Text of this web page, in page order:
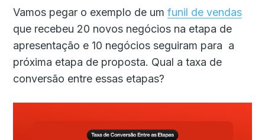
Vamos pegar o exemplo de umfunil de vendas
que recebeu 20 novos negócios na etapa de
apresentação e 10 negócios seguiram para a
próxima etapa de proposta. Qual a taxa de
conversão entre essas etapas?